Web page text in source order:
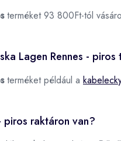
terméket 93 800Ft-tól
Lagen Rennes -
terméket például a
piros raktáron van?